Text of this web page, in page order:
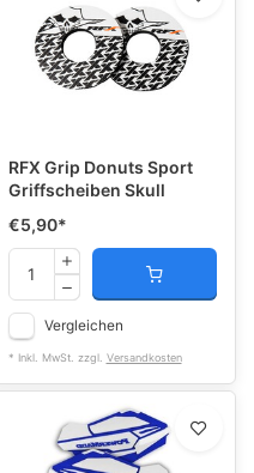
RFX Grip Donuts Sport
Griffscheiben Skull
€5,90*
Vergleichen
* Inkl. MwSt. zzgl. Versandkosten